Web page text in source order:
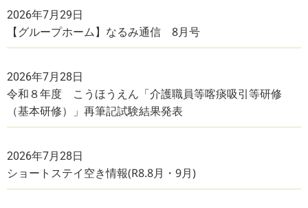
2026年7月29日
【グループホーム】なるみ通信 8月号
2026年7月28日
令和８年度 こうほうえん「介護職員等喀痰吸引等研修
（基本研修）」再筆記試験結果発表
2026年7月28日
ショートステイ空き情報(R8.8月・9月)